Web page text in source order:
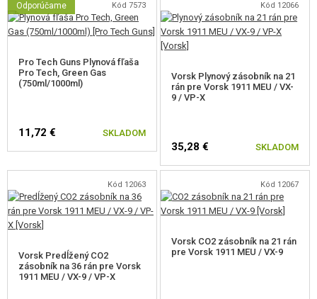
Pevný Vorsk kompenzátor
Vnútorná hlaveň 6.03 x 112 mm
Zosílená tryska
Váha 780 g
Jedinečné sériové číslo vyryté na ráme zbrane.
Kompatibilný s Green Gas a CO2 zásobníkmi (pružina a tryska pre
Odporúčame Kód 7573
Pro Tech Guns Plynová fľaša
Pro Tech, Green Gas
(750ml/1000ml)
11,72 € SKLADOM
Kód 12066
Vorsk Plynový zásobník na 21
rán pre Vorsk 1911 MEU / VX-
9 / VP-X
35,28 € SKLADOM
Kód 12063
Vorsk Predĺžený CO2
zásobník na 36 rán pre Vorsk
1911 MEU / VX-9 / VP-X
Kód 12067
Vorsk CO2 zásobník na 21 rán
pre Vorsk 1911 MEU / VX-9